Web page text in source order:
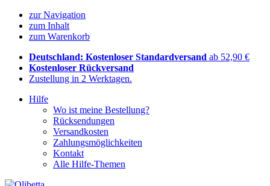
zur Navigation
zum Inhalt
zum Warenkorb
Deutschland: Kostenloser Standardversand ab 52,90 €
Kostenloser Rückversand
Zustellung in 2 Werktagen.
Hilfe
Wo ist meine Bestellung?
Rücksendungen
Versandkosten
Zahlungsmöglichkeiten
Kontakt
Alle Hilfe-Themen